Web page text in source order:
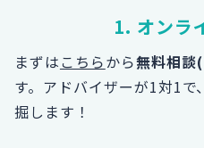
1. オンラ
まずは こちらから無料相談
す。 アドバイザーが1対1で
掘します！